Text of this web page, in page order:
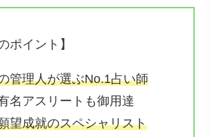
ポイント】
管理人が選ぶNo.1占い師
名アスリートも御用達
望成就のスペシャリスト